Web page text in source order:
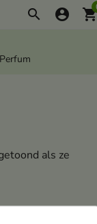
search account_circle
als ze